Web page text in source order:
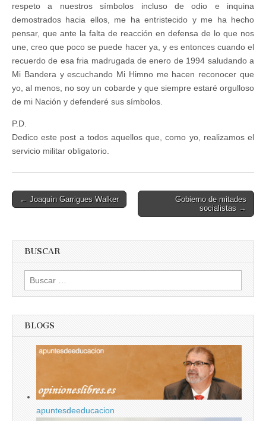
respeto a nuestros símbolos incluso de odio e inquina
demostrados hacia ellos, me ha entristecido y me ha hecho
pensar, que ante la falta de reacción en defensa de lo que nos
une, creo que poco se puede hacer ya, y es entonces cuando el
recuerdo de esa fria madrugada de enero de 1994 saludando a
Mi Bandera y escuchando Mi Himno me hacen reconocer que
yo, al menos, no soy un cobarde y que siempre estaré orgulloso
de mi Nación y defenderé sus símbolos.
P.D.
Dedico este post a todos aquellos que, como yo, realizamos el
servicio militar obligatorio.
Post
← Joaquín Garrigues Walker
Gobierno de mitades
socialistas →
BUSCAR
Buscar:
BLOGS
apuntesdeeducacion